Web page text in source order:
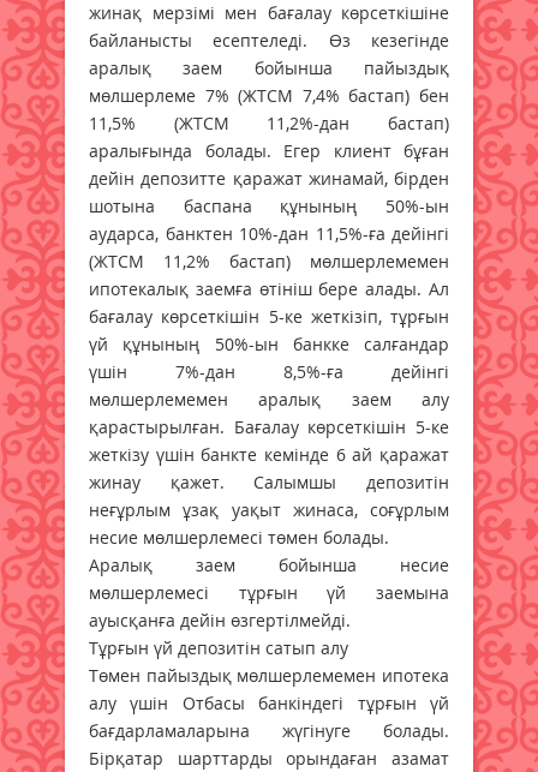
жинақ мерзімі мен бағалау көрсеткішіне
байланысты есептеледі. Өз кезегінде
аралық заем бойынша пайыздық
мөлшерлеме 7% (ЖТСМ 7,4% бастап) бен
11,5% (ЖТСМ 11,2%-дан бастап)
аралығында болады. Егер клиент бұған
дейін депозитте қаражат жинамай, бірден
шотына баспана құнының 50%-ын
аударса, банктен 10%-дан 11,5%-ға дейінгі
(ЖТСМ 11,2% бастап) мөлшерлемемен
ипотекалық заемға өтініш бере алады. Ал
бағалау көрсеткішін 5-ке жеткізіп, тұрғын
үй құнының 50%-ын банкке салғандар
үшін 7%-дан 8,5%-ға дейінгі
мөлшерлемемен аралық заем алу
қарастырылған. Бағалау көрсеткішін 5-ке
жеткізу үшін банкте кемінде 6 ай қаражат
жинау қажет. Салымшы депозитін
неғұрлым ұзақ уақыт жинаса, соғұрлым
несие мөлшерлемесі төмен болады.
Аралық заем бойынша несие
мөлшерлемесі тұрғын үй заемына
ауысқанға дейін өзгертілмейді.
Тұрғын үй депозитін сатып алу
Төмен пайыздық мөлшерлемемен ипотека
алу үшін Отбасы банкіндегі тұрғын үй
бағдарламаларына жүгінуге болады.
Бірқатар шарттарды орындаған азамат